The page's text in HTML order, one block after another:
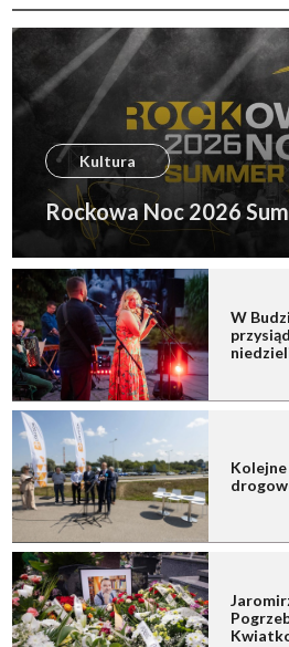
Kultura
Rockowa Noc 2026
W